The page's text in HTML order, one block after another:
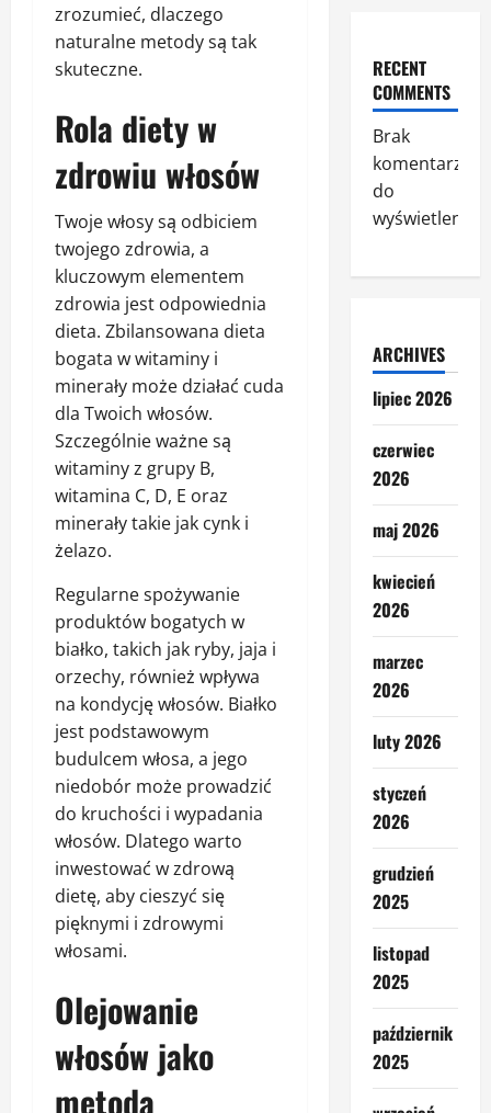
zrozumieć, dlaczego
naturalne metody są tak
skuteczne.
Rola diety w
zdrowiu włosów
Twoje włosy są odbiciem
twojego zdrowia, a
kluczowym elementem
zdrowia jest odpowiednia
dieta. Zbilansowana dieta
bogata w witaminy i
minerały może działać cuda
dla Twoich włosów.
Szczególnie ważne są
witaminy z grupy B,
witamina C, D, E oraz
minerały takie jak cynk i
żelazo.
Regularne spożywanie
produktów bogatych w
białko, takich jak ryby, jaja i
orzechy, również wpływa
na kondycję włosów. Białko
jest podstawowym
budulcem włosa, a jego
niedobór może prowadzić
do kruchości i wypadania
włosów. Dlatego warto
inwestować w zdrową
dietę, aby cieszyć się
pięknymi i zdrowymi
włosami.
Olejowanie
włosów jako
metoda
RECENT
COMMENTS
Brak
komentarzy
do
wyświetlenia.
ARCHIVES
lipiec 2026
czerwiec
2026
maj 2026
kwiecień
2026
marzec
2026
luty 2026
styczeń
2026
grudzień
2025
listopad
2025
październik
2025